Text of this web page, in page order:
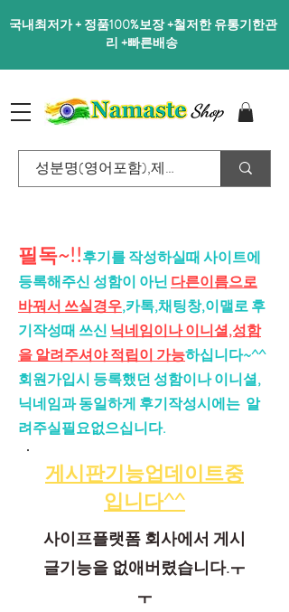
국내최저가 + 정품100%보장 +철저한 유통기한관
리 +빠른배송
Shop
필독~!!후기를 작성하실때 사이트에
등록해주신 성함이 아닌 다른이름으로
바꿔서 쓰실경우,카톡,채팅창,이맬로 후
기작성때 쓰신 닉네임이나 이니셜,성함
을 알려주셔야 적립이 가능하십니다~^^
회원가입시 등록했던 성함이나 이니셜,
닉네임과 동일하게 후기작성시에는 알
려주실필요없으십니다.
게시판기능업데이트중
입니다^^
사이프플랫폼 회사에서 게시
글기능을 없애버렸습니다.ㅜ
ㅜ